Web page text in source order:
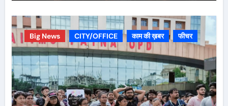
Big News CITY/OFFICE काम की ख़बर फीचर